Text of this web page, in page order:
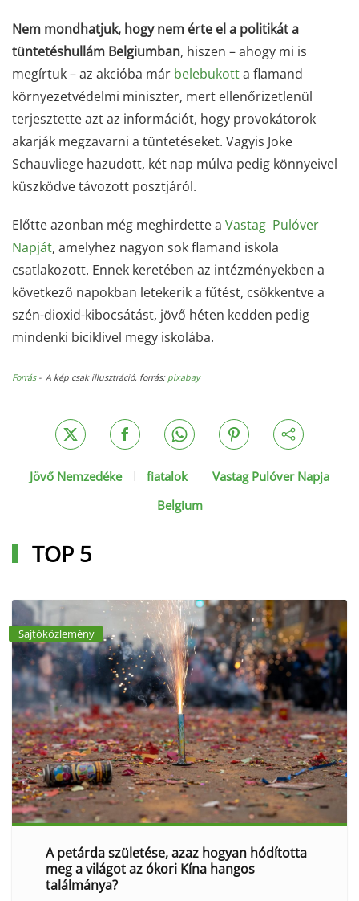
Nem mondhatjuk, hogy nem érte el a politikát a
tüntetéshullám Belgiumban, hiszen – ahogy mi is
megírtuk – az akcióba már belebukotta flamand
környezetvédelmi miniszter, mert ellenőrizetlenül
terjesztette azt az információt, hogy provokátorok
akarják megzavarni a tüntetéseket. Vagyis Joke
Schauvliege hazudott, két nap múlva pedig könnyeivel
küszködve távozott posztjáról.
Előtte azonban még meghirdette a Vastag Pulóver
Napját, amelyhez nagyon sok flamand iskola
csatlakozott. Ennek keretében az intézményekben a
következő napokban letekerik a fűtést, csökkentve a
szén-dioxid-kibocsátást, jövő héten kedden pedig
mindenki biciklivel megy iskolába.
Forrás- A kép csak illusztráció, forrás: pixabay
Jövő Nemzedéke fiatalok
Vastag Pulóver Napja
Belgium
TOP 5
Sajtóközlemény
A petárda születése, azaz hogyan hódította
meg a világot az ókori Kína hangos
találmánya?